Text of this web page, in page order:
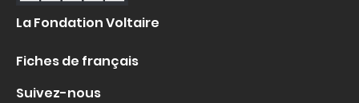
La Fondation Voltaire
Fiches de français
Suivez-nous